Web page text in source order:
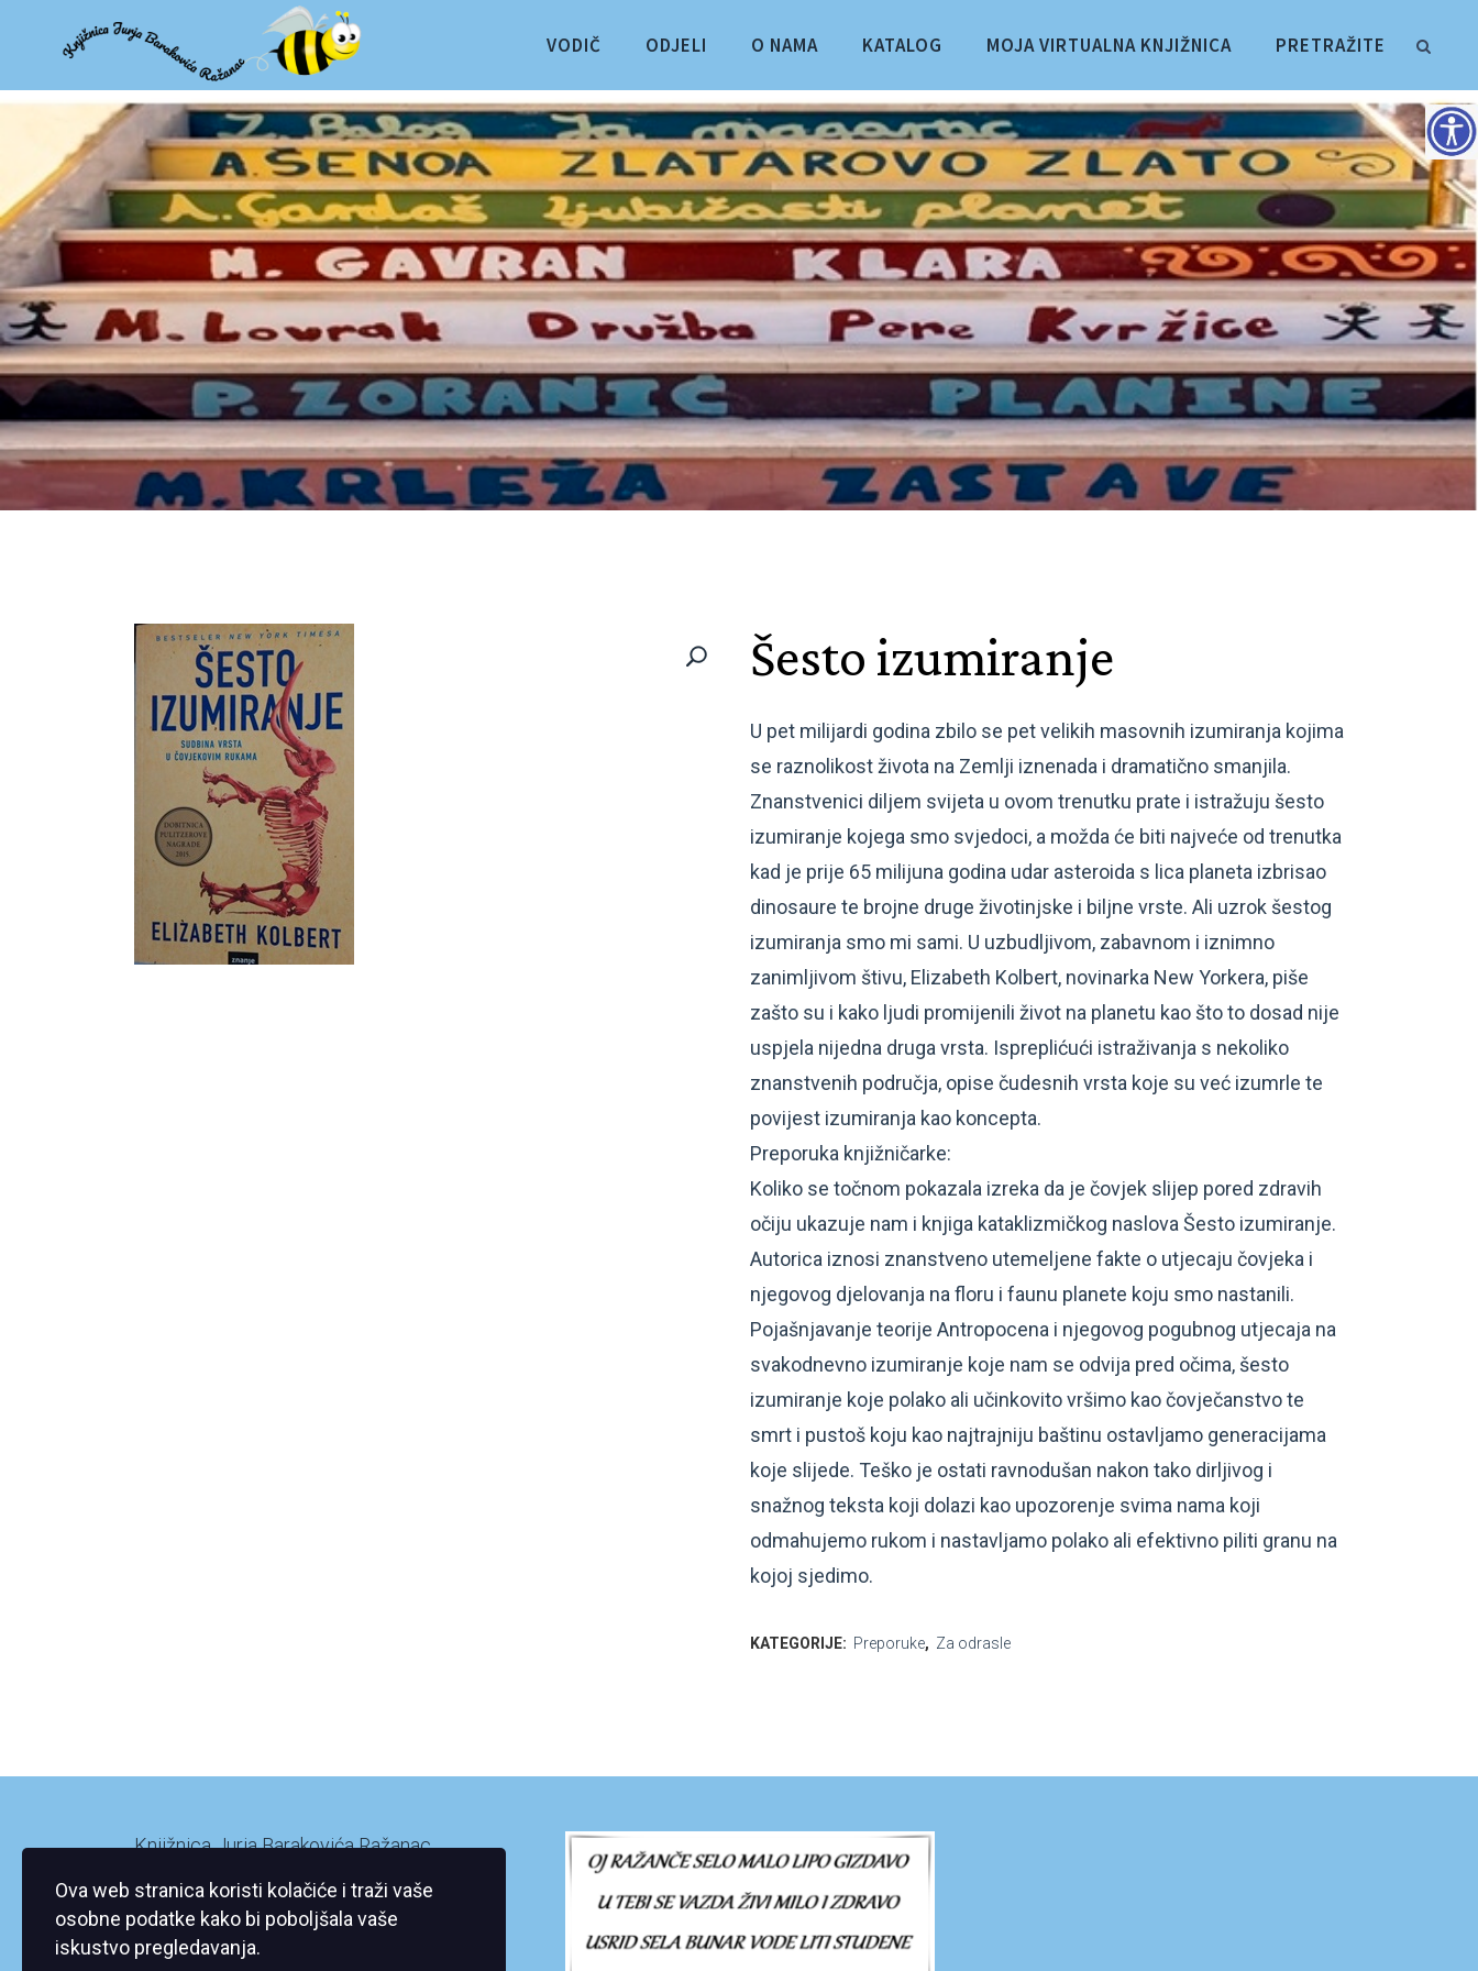
VODIČ ODJELI O NAMA KATALOG MOJA VIRTUALNA KNJIŽNICA PRETRAŽITE
Šesto izumiranje
U pet milijardi godina zbilo se pet velikih masovnih izumiranja kojima
se raznolikost života na Zemlji iznenada i dramatično smanjila.
Znanstvenici diljem svijeta u ovom trenutku prate i istražuju šesto
izumiranje kojega smo svjedoci, a možda će biti najveće od trenutka
kad je prije 65 milijuna godina udar asteroida s lica planeta izbrisao
dinosaure te brojne druge životinjske i biljne vrste. Ali uzrok šestog
izumiranja smo mi sami. U uzbudljivom, zabavnom i iznimno
zanimljivom štivu, Elizabeth Kolbert, novinarka New Yorkera, piše
zašto su i kako ljudi promijenili život na planetu kao što to dosad nije
uspjela nijedna druga vrsta. Ispreplićući istraživanja s nekoliko
znanstvenih područja, opise čudesnih vrsta koje su već izumrle te
povijest izumiranja kao koncepta.
Preporuka knjižničarke:
Koliko se točnom pokazala izreka da je čovjek slijep pored zdravih
očiju ukazuje nam i knjiga kataklizmičkog naslova Šesto izumiranje.
Autorica iznosi znanstveno utemeljene fakte o utjecaju čovjeka i
njegovog djelovanja na floru i faunu planete koju smo nastanili.
Pojašnjavanje teorije Antropocena i njegovog pogubnog utjecaja na
svakodnevno izumiranje koje nam se odvija pred očima, šesto
izumiranje koje polako ali učinkovito vršimo kao čovječanstvo te
smrt i pustoš koju kao najtrajniju baštinu ostavljamo generacijama
koje slijede. Teško je ostati ravnodušan nakon tako dirljivog i
snažnog teksta koji dolazi kao upozorenje svima nama koji
odmahujemo rukom i nastavljamo polako ali efektivno piliti granu na
kojoj sjedimo.
KATEGORIJE: Preporuke, Za odrasle
Knjižnica Jurja Barakovića Ražanac
23248 Ražanac
Ova web stranica koristi kolačiće i traži vaše
osobne podatke kako bi poboljšala vaše
iskustvo pregledavanja.